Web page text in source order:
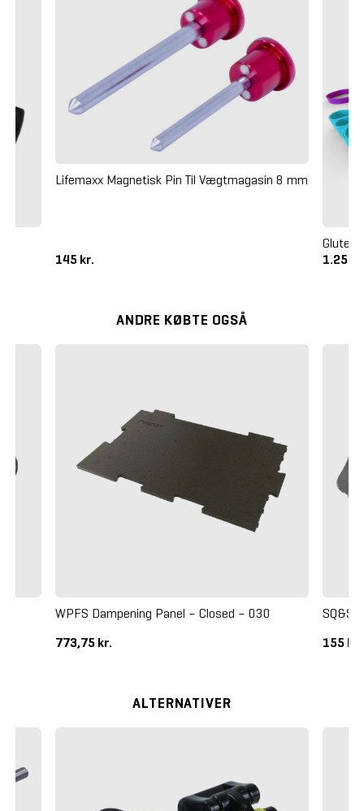
Lifemaxx Magnetisk Pin Til Vægtmagasin 8 mm
145 kr.
1.250
ANDRE KØBTE OGSÅ
WPFS Dampening Panel – Closed – 030
773,75 kr.
155 kr.
ALTERNATIVER